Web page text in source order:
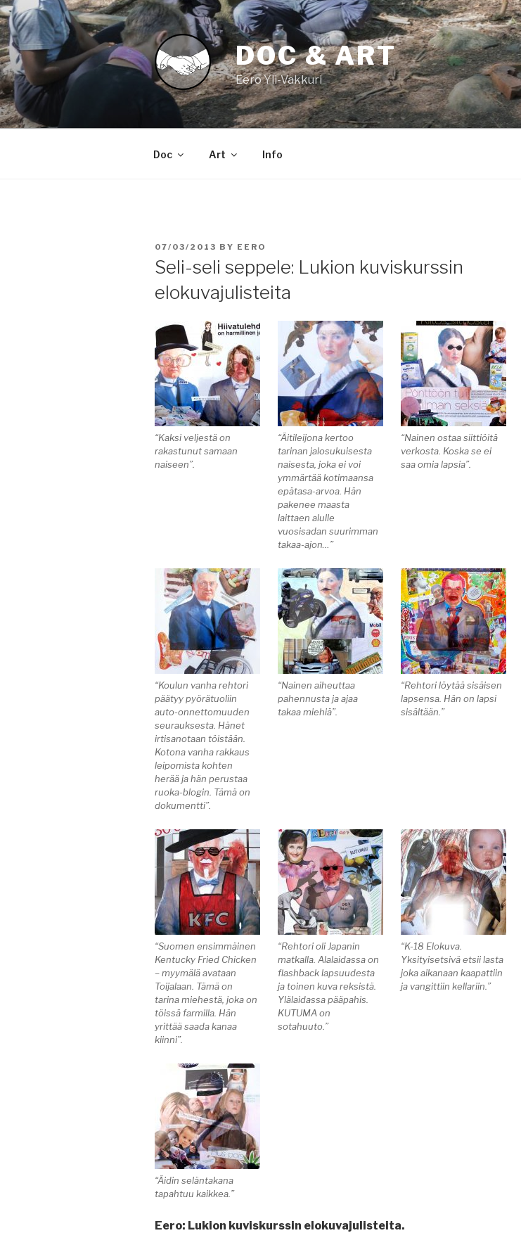
Skip
to
content
DOC & ART
Eero Yli-Vakkuri
Doc Art Info
POSTED
07/03/2013 BY EERO
Seli-seli seppele: Lukion kuviskurssin
elokuvajulisteita
“Kaksi veljestä on
rakastunut samaan
naiseen”.
“Äitileijona kertoo
tarinan jalosukuisesta
naisesta, joka ei voi
ymmärtää kotimaansa
epätasa-arvoa. Hän
pakenee maasta
laittaen alulle
vuosisadan suurimman
takaa-ajon…”
“Nainen ostaa siittiöitä
verkosta. Koska se ei
saa omia lapsia”.
“Koulun vanha rehtori
päätyy pyörätuoliin
auto-onnettomuuden
seurauksesta. Hänet
irtisanotaan töistään.
Kotona vanha rakkaus
leipomista kohten
herää ja hän perustaa
ruoka-blogin. Tämä on
dokumentti”.
“Nainen aiheuttaa
pahennusta ja ajaa
takaa miehiä”.
“Rehtori löytää sisäisen
lapsensa. Hän on lapsi
sisältään.”
“Suomen ensimmäinen
Kentucky Fried Chicken
– myymälä avataan
Toijalaan. Tämä on
tarina miehestä, joka on
töissä farmilla. Hän
yrittää saada kanaa
kiinni”.
“Rehtori oli Japanin
matkalla. Alalaidassa on
flashback lapsuudesta
ja toinen kuva reksistä.
Ylälaidassa pääpahis.
KUTUMA on
sotahuuto.”
“K-18 Elokuva.
Yksityisetsivä etsii lasta
joka aikanaan kaapattiin
ja vangittiin kellariin.”
“Äidin seläntakana
tapahtuu kaikkea.”
Eero: Lukion kuviskurssin elokuvajulisteita.